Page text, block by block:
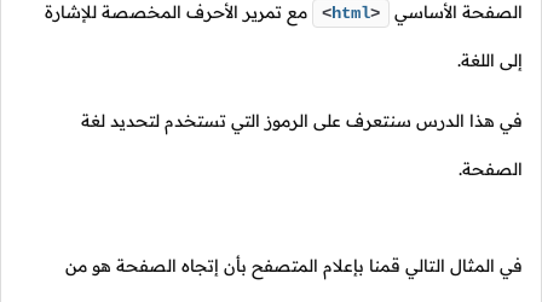
الصفحة الأساسي <html> مع تمرير الأحرف المخصصة للإشارة
إلى اللغة.
في هذا الدرس سنتعرف على الرموز التي تستخدم لتحديد لغة
الصفحة.
في المثال التالي قمنا بإعلام المتصفح بأن إتجاه الصفحة هو من